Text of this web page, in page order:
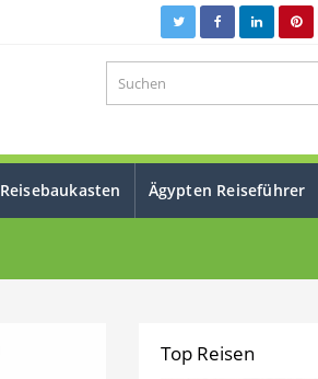
Reisebaukasten Ägypten Reiseführer
Top Reisen